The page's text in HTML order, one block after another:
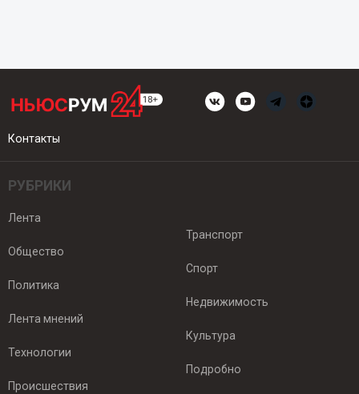
Контакты
РУБРИКИ
Лента
Общество
Политика
Лента мнений
Технологии
Происшествия
Транспорт
Спорт
Недвижимость
Культура
Подробно